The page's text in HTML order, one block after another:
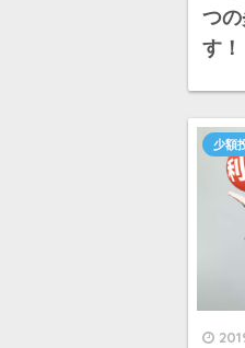
つ
す！
少額